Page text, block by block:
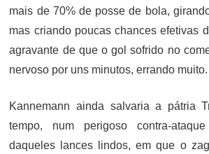
mais de 70% de posse de bola,
mas criando poucas chances efetivas
agravante de que o gol sofrido no
nervoso por uns minutos, errando muito.
Kannemann ainda salvaria a pátria
tempo, num perigoso contra-
daqueles lances lindos, em que o